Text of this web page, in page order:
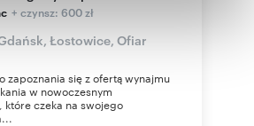
te informacje z innymi danymi
lub uzyskanymi podczas
+ czynsz: 600 zł
Łostowice, Ofiar
zapoznania się z ofertą wynajmu
w nowoczesnym
czeka na swojego